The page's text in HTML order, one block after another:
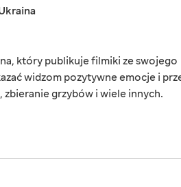
który publikuje filmiki ze swojego
widzom pozytywne emocje i
grzybów i wiele innych.